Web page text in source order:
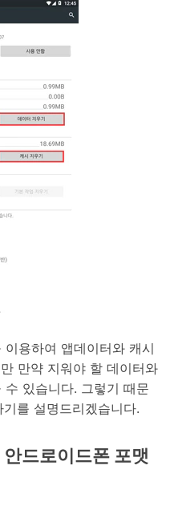
용하여 앱데이터와 캐시
만약 지워야 할 데이터와
있습니다. 그렇기 때문
를 설명드리겠습니다.
드로이드폰 포맷